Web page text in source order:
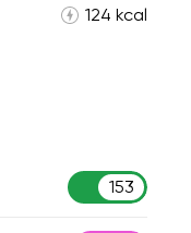
124 kcal
153